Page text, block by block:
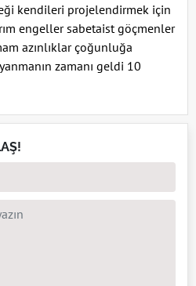
kendileri projelendirmek için
engeller sabetaist göçmenler
azınlıklar çoğunluğa
zamanı geldi 10